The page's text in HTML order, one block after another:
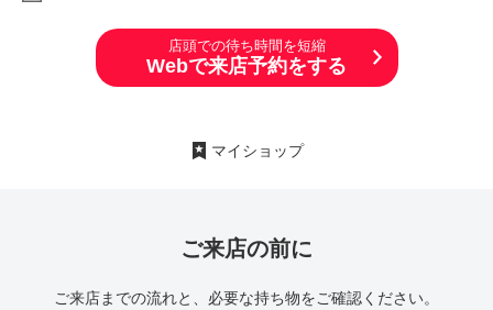
店頭での待ち時間を短縮
Webで来店予約をする
マイショップ
ご来店の前に
ご来店までの流れと、必要な持ち物をご確認ください。